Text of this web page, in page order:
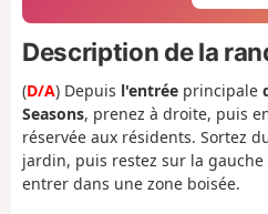
Description de la
(D/A) Depuis l'entrée principale
Seasons, prenez à droite, puis
réservée aux résidents. Sortez
jardin, puis restez sur la
entrer dans une zone boisée.